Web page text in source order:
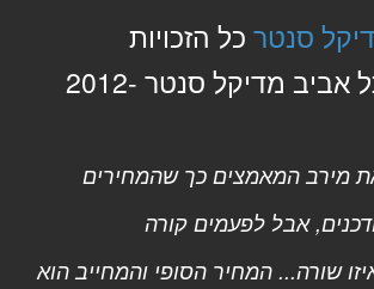
סנטר כל הזכויות
שמורות לתל אביב מדיקל סנטר 2012-
מירב המאמצים כך שהמחירים
אבל לפעמים קורה
שורה... המחיר הסופי והמחייב הוא